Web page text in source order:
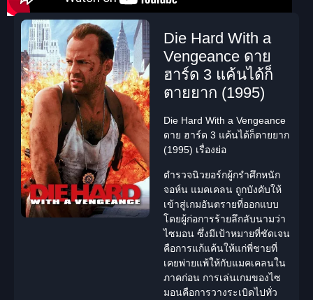
Die Hard With a
Vengeance ดาย
ฮาร์ด 3 แค้นได้ก็
ตายยาก (1995)
Die Hard With a Vengeance
ดาย ฮาร์ด 3 แค้นได้ก็ตายยาก
(1995) เรื่องย่อ
ตำรวจนิวยอร์กผู้กรำศึกหนัก
จอห์น แมคเคลน ถูกบังคับให้
เข้าสู่เกมอันตรายที่ออกแบบ
โดยผู้ก่อการร้ายลึกลับนามว่า
ไซมอน ซึ่งมีเป้าหมายที่ชัดเจน
คือการแก้แค้นให้แก่พี่ชายที่
เคยพ่ายแพ้ให้กับแมคเคลนใน
ภาคก่อน การเล่นเกมของไซ
มอนคือการวางระเบิดไปทั่ว